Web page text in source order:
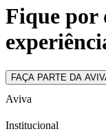
Fique por
FAÇA PARTE DA
Aviva
Institucional